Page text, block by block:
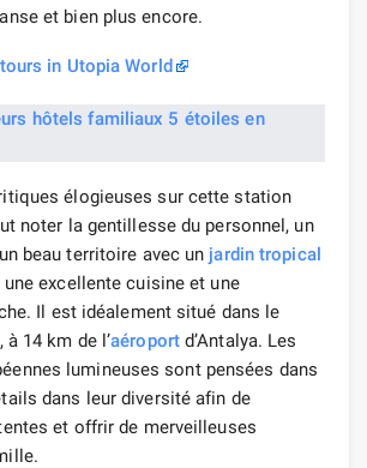
et bien plus encore.
in Utopia World
élogieuses sur cette station
noter la gentillesse du personnel, un
beau territoire avec un jardin tropical
excellente cuisine et une
Il est idéalement situé dans le
14 km de l’aéroportd’Antalya. Les
lumineuses sont pensées dans
dans leur diversité afin de
et offrir de merveilleuses